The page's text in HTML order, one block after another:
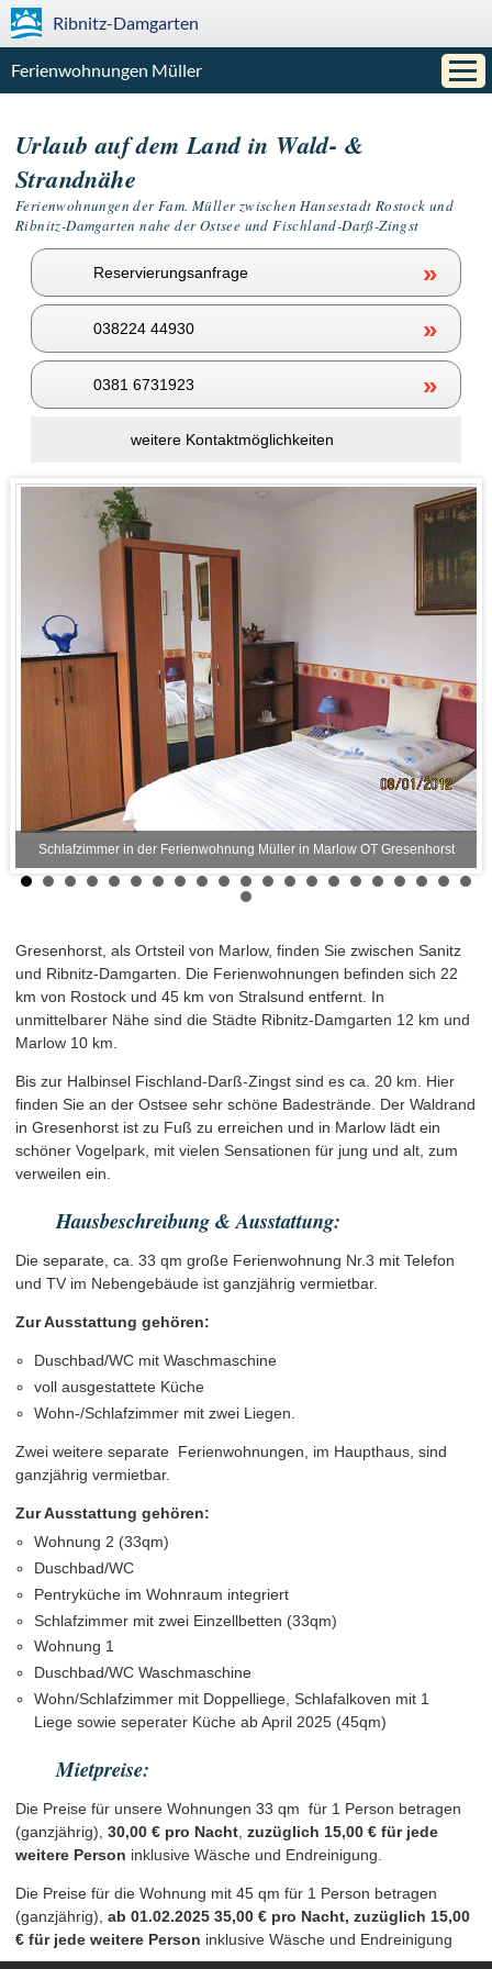
Ribnitz-Damgarten
Ferienwohnungen Müller
Urlaub auf dem Land in Wald- &
Strandnähe
Ferienwohnungen der Fam. Müller zwischen Hansestadt Rostock und
Ribnitz-Damgarten nahe der Ostsee und Fischland-Darß-Zingst
Reservierungsanfrage »
038224 44930 »
0381 6731923 »
weitere Kontaktmöglichkeiten
Schlafzimmer in der Ferienwohnung Müller in Marlow OT Gresenhorst
Gresenhorst, als Ortsteil von Marlow, finden Sie zwischen Sanitz
und Ribnitz-Damgarten. Die Ferienwohnungen befinden sich 22
km von Rostock und 45 km von Stralsund entfernt. In
unmittelbarer Nähe sind die Städte Ribnitz-Damgarten 12 km und
Marlow 10 km.
Bis zur Halbinsel Fischland-Darß-Zingst sind es ca. 20 km. Hier
finden Sie an der Ostsee sehr schöne Badestrände. Der Waldrand
in Gresenhorst ist zu Fuß zu erreichen und in Marlow lädt ein
schöner Vogelpark, mit vielen Sensationen für jung und alt, zum
verweilen ein.
Hausbeschreibung & Ausstattung:
Die separate, ca. 33 qm große Ferienwohnung Nr.3 mit Telefon
und TV im Nebengebäude ist ganzjährig vermietbar.
Zur Ausstattung gehören:
Duschbad/WC mit Waschmaschine
voll ausgestattete Küche
Wohn-/Schlafzimmer mit zwei Liegen.
Zwei weitere separate Ferienwohnungen, im Haupthaus, sind
ganzjährig vermietbar.
Zur Ausstattung gehören:
Wohnung 2 (33qm)
Duschbad/WC
Pentryküche im Wohnraum integriert
Schlafzimmer mit zwei Einzellbetten (33qm)
Wohnung 1
Duschbad/WC Waschmaschine
Wohn/Schlafzimmer mit Doppelliege, Schlafalkoven mit 1
Liege sowie seperater Küche ab April 2025 (45qm)
Mietpreise:
Die Preise für unsere Wohnungen 33 qm für 1 Person betragen
(ganzjährig), 30,00 € pro Nacht zuzüglich 15,00 € für jede
weitere Person inklusive Wäsche und Endreinigung.
Die Preise für die Wohnung mit 45 qm für 1 Person betragen
(ganzjährig), ab 01.02.2025 35,00 € pro Nacht, zuzüglich 15,00
€ für jede weitere Person inklusive Wäsche und Endreinigung